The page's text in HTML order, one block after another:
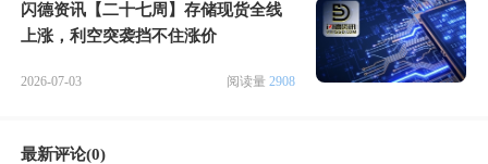
闪德资讯【二十七周】存储现货全线
上涨，利空突袭挡不住涨价
2026-07-03 阅读量 2908
最新评论(0)